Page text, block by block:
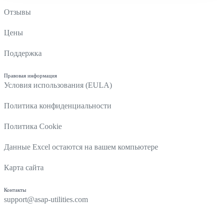
Отзывы
Цены
Поддержка
Правовая информация
Условия использования (EULA)
Политика конфиденциальности
Политика Cookie
Данные Excel остаются на вашем компьютере
Карта сайта
Контакты
support@asap-utilities.com